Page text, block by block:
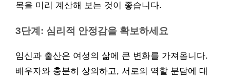
목을 미리 계산해 보는 것이 좋습니다.
3단계: 심리적 안정감을 확보하세요
임신과 출산은 여성의 삶에 큰 변화를 가져옵니다.
배우자와 충분히 상의하고, 서로의 역할 분담에 대